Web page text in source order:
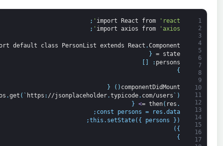
1
2
3
4
5
6
7
8
9
10
11
12
13
14
15
16
17
import React from 'react'
;
import
axios from 'axios'
;
default class PersonList extends React .Component
state
=
{
persons
:
[
]
}
componentDidMount
(
)
{
.get ( ` https : //jsonplaceholder.typicode. com/users ` )
.
then( res
=
>
{
const persons = res.data;
this.setState({ persons });
})
}